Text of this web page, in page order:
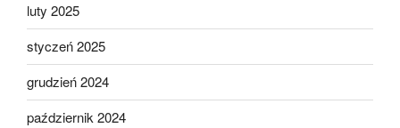
luty 2025
styczeń 2025
grudzień 2024
październik 2024